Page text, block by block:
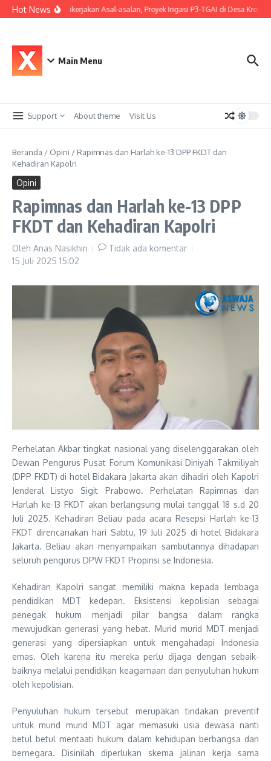
Lewati ke konten
Hot NewsDiduga Dikerjakan Asal-asalan, Proyek Irigasi P3-TGAI di Desa Kroya
Main Menu
Support About theme Visit Us
Beranda / Opini / Rapimnas dan Harlah ke-13 DPP FKDT dan
Kehadiran Kapolri
Opini
Rapimnas dan Harlah ke-13 DPP
FKDT dan Kehadiran Kapolri
Oleh Anas Nasikhin
Tidak ada komentar
15 Juli 2025 15:02
Perhelatan Akbar tingkat nasional yang diselenggarakan oleh
Dewan Pengurus Pusat Forum Komunikasi Diniyah Takmiliyah
(DPP FKDT) di hotel Bidakara Jakarta akan dihadiri oleh Kapolri
Jenderal Listyo Sigit Prabowo. Perhelatan Rapimnas dan
Harlah ke-13 FKDT akan berlangsung mulai tanggal 18 s.d 20
Juli 2025. Kehadiran Beliau pada acara Resepsi Harlah ke-13
FKDT direncanakan hari Sabtu, 19 Juli 2025 di hotel Bidakara
Jakarta. Beliau akan menyampaikan sambutannya dihadapan
seluruh pengurus DPW FKDT Propinsi se Indonesia.
Kehadiran Kapolri sangat memiliki makna kepada lembaga
pendidikan MDT kedepan. Eksistensi kepolisian sebagai
penegak hukum menjadi pilar bangsa dalam rangka
mewujudkan generasi yang hebat. Murid murid MDT menjadi
generasi yang dipersiapkan untuk mengahadapi Indonesia
emas. Oleh karena itu mereka perlu dijaga dengan sebaik-
baiknya melalui pendidikan keagamaan dan penyuluhan hukum
oleh kepolisian.
Penyuluhan hukum tersebut merupakan tindakan preventif
untuk murid murid MDT agar memasuki usia dewasa nanti
betul betul mentaati hukum dalam kehidupan berbangsa dan
bernegara. Disinilah diperlukan skema jalinan kerja sama